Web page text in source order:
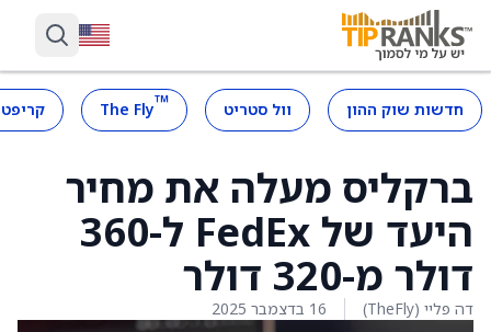
חדשות שוק ההון וול סטריט ™
The Fly
ברקליס מעלה את מחיר
היעד של FedEx ל-360
דולר מ-320 דולר
דה פליי (TheFly) 16 בדצמבר 2025